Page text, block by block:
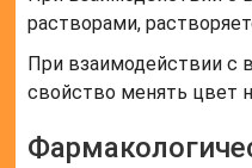
растворами,
При взаимодействии с
свойство менять цвет